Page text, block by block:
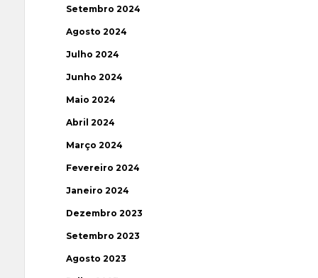
Setembro 2024
Agosto 2024
Julho 2024
Junho 2024
Maio 2024
Abril 2024
Março 2024
Fevereiro 2024
Janeiro 2024
Dezembro 2023
Setembro 2023
Agosto 2023